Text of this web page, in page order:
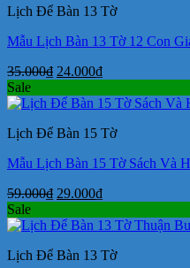
29.000₫.
Lịch Để Bàn 13 Tờ
Mẫu Lịch Bàn 13 Tờ 12 Con
35.000₫ Giá
là:
24.000₫Giá
tại
24.000₫.
Sale
Lịch Để Bàn 15 Tờ
Mẫu Lịch Bàn 15 Tờ Sách Và
59.000₫ Giá
là:
29.000₫Giá
tại
29.000₫.
Sale
Lịch Để Bàn 13 Tờ